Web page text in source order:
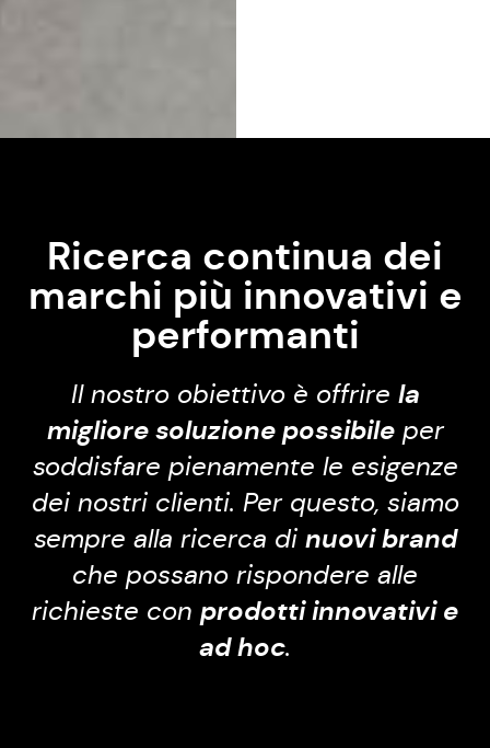
Ricerca continua dei
marchi più innovativi e
performanti
Il nostro obiettivo è offrire la
migliore soluzione possibileper
soddisfare pienamente le esigenze
dei nostri clienti. Per questo, siamo
sempre alla ricerca di nuovi brand
che possano rispondere alle
richieste con prodotti innovativi e
ad hoc.